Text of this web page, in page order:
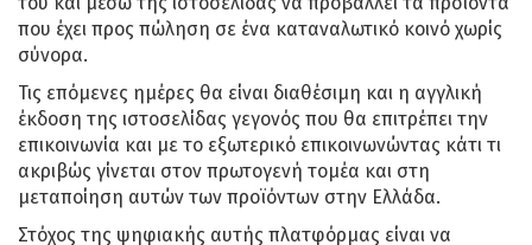
που έχει προς πώληση σε ένα καταναλωτικό κοινό χωρίς
σύνορα.
Τις επόμενες ημέρες θα είναι διαθέσιμη και η αγγλική
έκδοση της ιστοσελίδας γεγονός που θα επιτρέπει την
επικοινωνία και με το εξωτερικό επικοινωνώντας κάτι τι
ακριβώς γίνεται στον πρωτογενή τομέα και στη
μεταποίηση αυτών των προϊόντων στην Ελλάδα.
Στόχος της ψηφιακής αυτής πλατφόρμας είναι να